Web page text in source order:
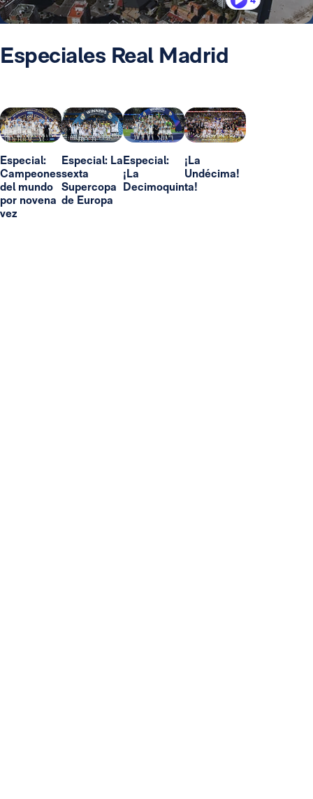
Especiales Real Madrid
Especial:
Campeones
del mundo
por novena
vez
Especial: La
sexta
Supercopa
de Europa
Especial:
¡La
Decimoquinta!
¡La
Undécima!